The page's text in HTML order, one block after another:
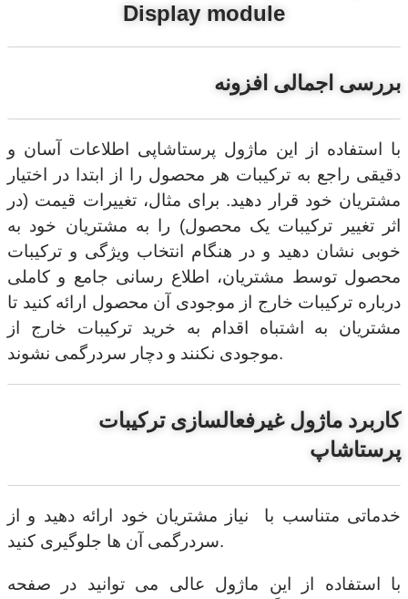
Display module
بررسی اجمالی افزونه
با استفاده از این ماژول پرستاشاپی اطلاعات آسان و
دقیقی راجع به ترکیبات هر محصول را از ابتدا در اختیار
مشتریان خود قرار دهید. برای مثال، تغییرات قیمت (در
اثر تغییر ترکیبات یک محصول) را به مشتریان خود به
خوبی نشان دهید و در هنگام انتخاب ویژگی و ترکیبات
محصول توسط مشتریان، اطلاع رسانی جامع و کاملی
درباره ترکیبات خارج از موجودی آن محصول ارائه کنید تا
مشتریان به اشتباه اقدام به خرید ترکیبات خارج از
موجودی نکنند و دچار سردرگمی نشوند.
کاربرد ماژول غیرفعالسازی ترکیبات
پرستاشاپ
خدماتی متناسب با نیاز مشتریان خود ارائه دهید و از
سردرگمی آن ها جلوگیری کنید.
با استفاده از این ماژول عالی می توانید در صفحه